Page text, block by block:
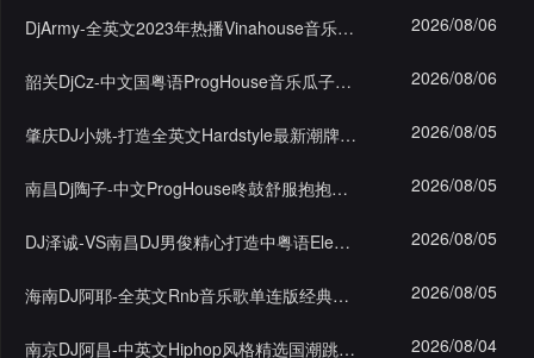
DjArmy-全英文2023年热播Vinahouse音乐风格迷幻节奏串烧 2026/08/06
韶关DjCz-中文国粤语ProgHouse音乐瓜子专属打造咚鼓串烧 2026/08/06
肇庆DJ小姚-打造全英文Hardstyle最新潮牌夜店狂炸超嗨F6 2026/08/05
南昌Dj陶子-中文ProgHouse咚鼓舒服抱抱摇bpm130飘串烧 2026/08/05
DJ泽诚-VS南昌DJ男俊精心打造中粤语Electro抖音热门专辑 2026/08/05
海南DJ阿耶-全英文Rnb音乐歌单连版经典的浪漫蓝调串烧 2026/08/05
南京DJ阿昌-中英文Hiphop风格精选国潮跳舞俱乐部串烧 2026/08/04